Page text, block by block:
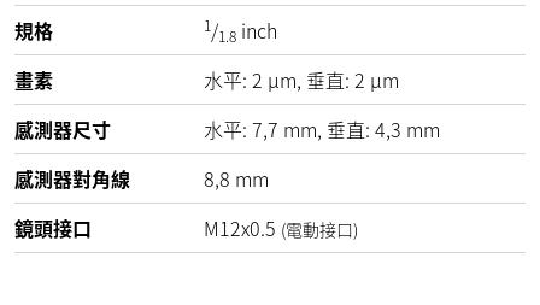
規格
1/1.8 inch
畫素
水平: 2 µm, 垂直: 2 µm
感測器尺寸
水平: 7,7 mm, 垂直: 4,3 mm
感測器對角線
8,8 mm
鏡頭接口
M12x0.5 (電動接口)